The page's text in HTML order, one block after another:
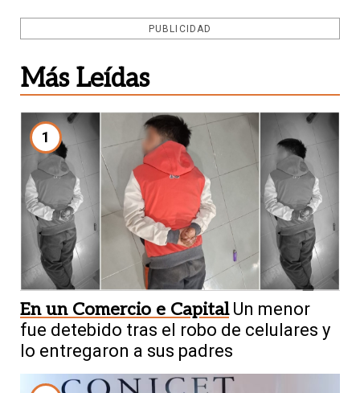
PUBLICIDAD
Más Leídas
1
En un Comercio e Capital Un menor
fue detebido tras el robo de celulares y
lo entregaron a sus padres